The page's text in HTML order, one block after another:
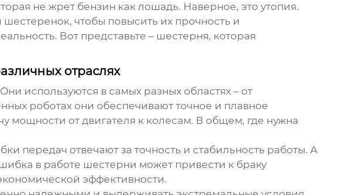
не жрет бензин как лошадь. Наверное, это утопия.
чтобы повысить их прочность и
Вот представьте – шестерня, которая
отраслях
используются в самых разных областях – от
роботах они обеспечивают точное и плавное
мощности от двигателя к колесам. В общем, где нужна
передач отвечают за точность и стабильность работы. А
в работе шестерни может привести к браку
эффективности.